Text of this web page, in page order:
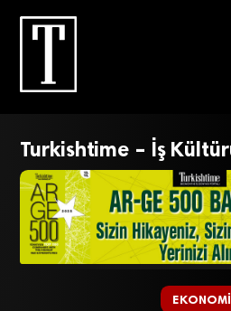
Turkishtime – İş
EKONOMI